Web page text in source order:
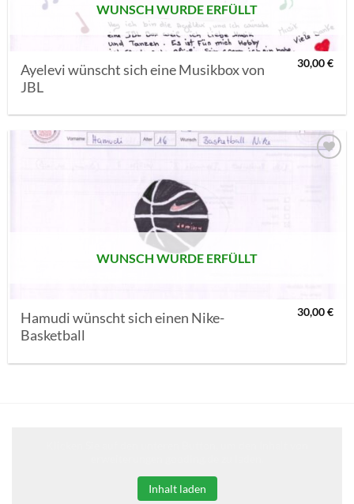
WUNSCH WURDE ERFÜLLT
Ayelevi wünscht sich eine Musikbox von
JBL
30,00€
WUNSCH WURDE ERFÜLLT
Hamudi wünscht sich einen Nike-
Basketball
30,00€
Inhalt laden